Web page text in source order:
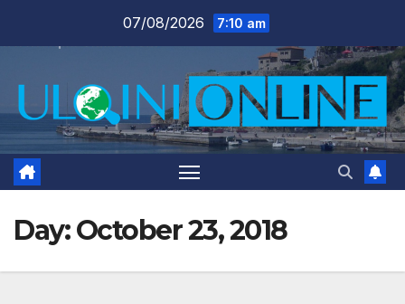
07/08/2026 7:10 am
Day:October 23, 2018